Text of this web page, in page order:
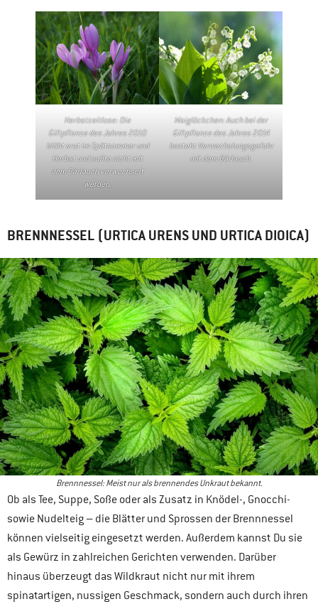
Herbstzeitlose: Die
Giftpflanze des Jahres 2010
blüht erst im Spätsommer und
Herbst und sollte nicht mit
dem Bärlauch verwechselt
werden.
Maiglöckchen: Auch bei der
Giftpflanze des Jahres 2014
besteht Verwechslungsgefahr
mit dem Bärlauch.
BRENNNESSEL (URTICA URENS UND URTICA DIOICA)
Brennnessel: Meist nur als brennendes Unkraut bekannt.
Ob als Tee, Suppe, Soße oder als Zusatz in Knödel-, Gnocchi-
sowie Nudelteig – die Blätter und Sprossen der Brennnessel
können vielseitig eingesetzt werden. Außerdem kannst Du sie
als Gewürz in zahlreichen Gerichten verwenden. Darüber
hinaus überzeugt das Wildkraut nicht nur mit ihrem
spinatartigen, nussigen Geschmack, sondern auch durch ihren